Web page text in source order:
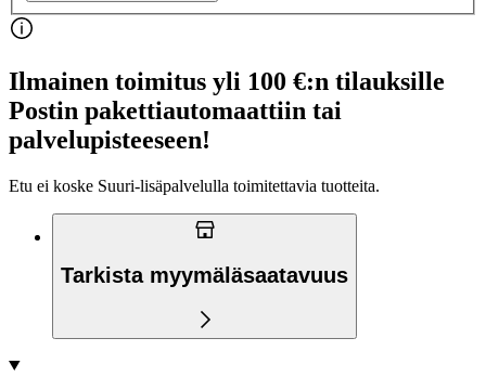
Ilmainen toimitus yli 100 €:n tilauksille
Postin pakettiautomaattiin tai
palvelupisteeseen!
Etu ei koske Suuri‑lisäpalvelulla toimitettavia tuotteita.
Tarkista myymäläsaatavuus